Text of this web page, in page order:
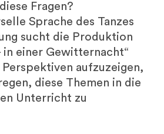
Fragen?
Sprache des Tanzes
sucht die Produktion
in einer Gewitternacht“
aufzuzeigen,
diese Themen in die
Unterricht zu